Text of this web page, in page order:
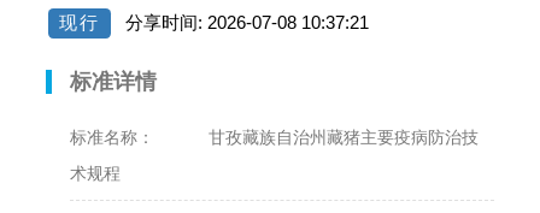
现行 分享时间: 2026-07-08 10:37:21
标准详情
标准名称：
甘孜藏族自治州藏猪主要疫病防治技
术规程